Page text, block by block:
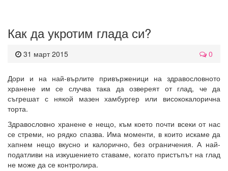
Как да укротим глада си?
31 март 2015 0
Дори и на най-върлите привърженици на здравословното
хранене им се случва така да озвереят от глад, че да
съгрешат с някой мазен хамбургер или висококалорична
торта.
Здравословно хранене е нещо, към което почти всеки от нас
се стреми, но рядко спазва. Има моменти, в които искаме да
хапнем нещо вкусно и калорично, без ограничения. А най-
податливи на изкушението ставаме, когато пристъпът на глад
не може да се контролира.